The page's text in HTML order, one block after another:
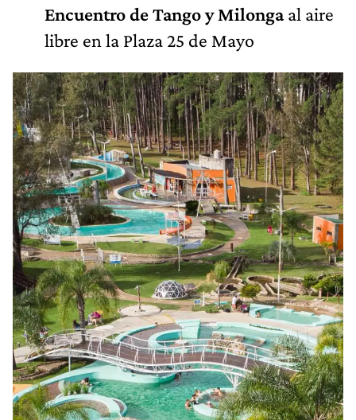
Encuentro de Tango y Milongaal aire
libre en la Plaza 25 de Mayo